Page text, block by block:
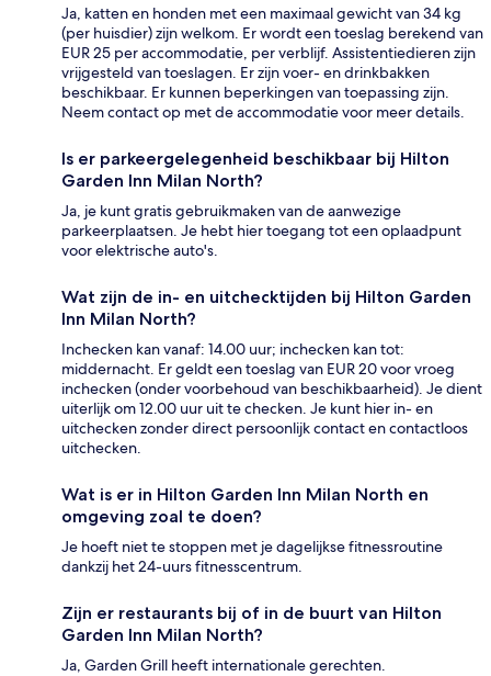
Ja, katten en honden met een maximaal gewicht van 34 kg
(per huisdier) zijn welkom. Er wordt een toeslag berekend van
EUR 25 per accommodatie, per verblijf. Assistentiedieren zijn
vrijgesteld van toeslagen. Er zijn voer- en drinkbakken
beschikbaar. Er kunnen beperkingen van toepassing zijn.
Neem contact op met de accommodatie voor meer details.
Is er parkeergelegenheid beschikbaar bij Hilton
Garden Inn Milan North?
Ja, je kunt gratis gebruikmaken van de aanwezige
parkeerplaatsen. Je hebt hier toegang tot een oplaadpunt
voor elektrische auto's.
Wat zijn de in- en uitchecktijden bij Hilton Garden
Inn Milan North?
Inchecken kan vanaf: 14.00 uur; inchecken kan tot:
middernacht. Er geldt een toeslag van EUR 20 voor vroeg
inchecken (onder voorbehoud van beschikbaarheid). Je dient
uiterlijk om 12.00 uur uit te checken. Je kunt hier in- en
uitchecken zonder direct persoonlijk contact en contactloos
uitchecken.
Wat is er in Hilton Garden Inn Milan North en
omgeving zoal te doen?
Je hoeft niet te stoppen met je dagelijkse fitnessroutine
dankzij het 24-uurs fitnesscentrum.
Zijn er restaurants bij of in de buurt van Hilton
Garden Inn Milan North?
Ja, Garden Grill heeft internationale gerechten.